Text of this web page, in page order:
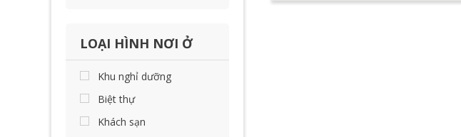
LOẠI HÌNH NƠI Ở
Khu nghỉ dưỡng
Biệt thự
Khách sạn